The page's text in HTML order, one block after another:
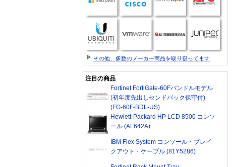
その他、多数のメーカー商品を取り扱ってます
注目の商品
Fortinet FortiGate-60Fバンドルモデル
(初年度先出しセンドバック保守付)
(FG-60F-BDL-US)
Hewlett-Packard HP LCD 8500 コンソ
ール (AF642A)
IBM Flex System コンソール・ブレイ
クアウト・ケーブル (81Y5286)